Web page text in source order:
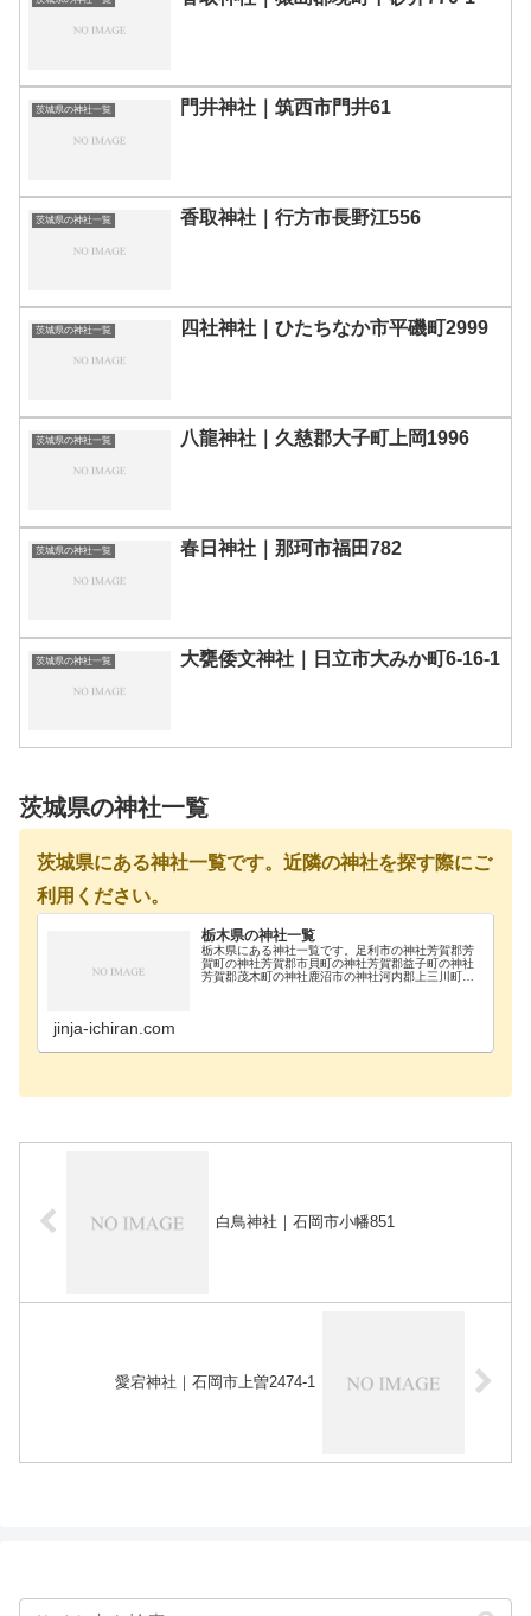
茨城県の神社一覧 門井神社｜筑西市門井61
茨城県の神社一覧 香取神社｜行方市長野江556
茨城県の神社一覧 四社神社｜ひたちなか市平磯町2999
茨城県の神社一覧 八龍神社｜久慈郡大子町上岡1996
茨城県の神社一覧 春日神社｜那珂市福田782
茨城県の神社一覧 大甕倭文神社｜日立市大みか町6-16-1
茨城県の神社一覧
茨城県にある神社一覧です。近隣の神社を探す際にご
利用ください。
栃木県の神社一覧
栃木県にある神社一覧です。足利市の神社芳賀郡芳
賀町の神社芳賀郡市貝町の神社芳賀郡益子町の神社
芳賀郡茂木町の神社鹿沼市の神社河内郡上三川町の
jinja-ichiran.com
白鳥神社｜石岡市小幡851
愛宕神社｜石岡市上曽2474-1